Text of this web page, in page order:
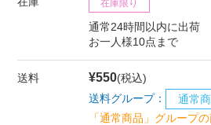
在庫限り
通常24時間以内に出荷
お一人様10点まで
送料 ¥550(税込)
送料グループ：
通常
「通常商品」グループ